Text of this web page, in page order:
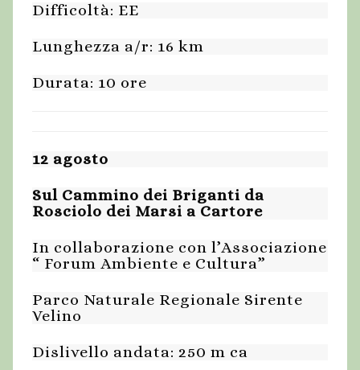
Difficoltà: EE
Lunghezza a/r: 16 km
Durata: 10 ore
12 agosto
Sul Cammino dei Briganti da
Rosciolo dei Marsi a Cartore
In collaborazione con l’Associazione
“ Forum Ambiente e Cultura”
Parco Naturale Regionale Sirente
Velino
Dislivello andata: 250 m ca